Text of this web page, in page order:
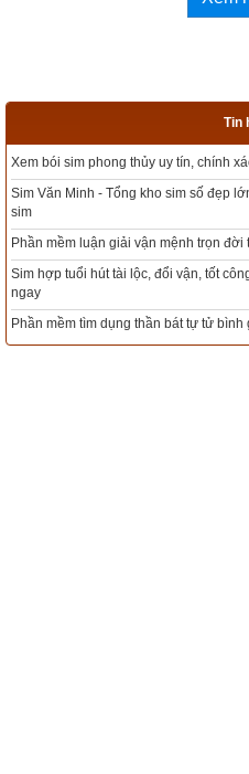
Tin
ngay
triệu
mua
Tổng kho sim phong thủy -
Mua sim Thần tài, Thần tài
Tổng Kho Sim Năm sinh 0x -